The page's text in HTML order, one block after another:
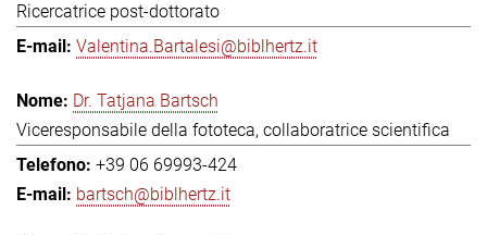
Ricercatrice post-dottorato
Valentina.Bartalesi@biblhertz.it
Dr. Tatjana Bartsch
Viceresponsabile della fototeca, collaboratrice scientifica
+39 06 69993-424
bartsch@biblhertz.it